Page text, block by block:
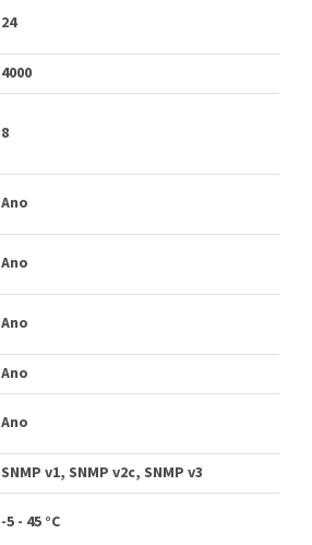
24
4000
8
Ano
Ano
Ano
Ano
Ano
SNMP v1, SNMP v2c, SNMP v3
-5 - 45 °C